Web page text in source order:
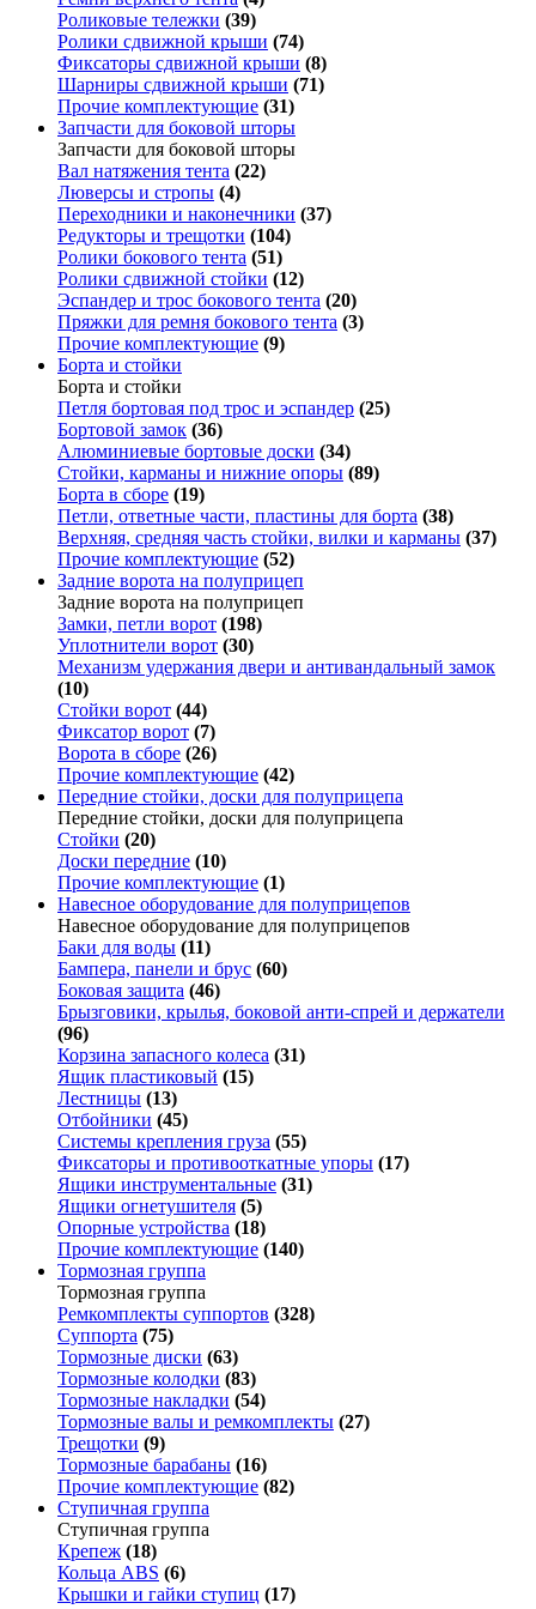
Роликовые тележки (39)
Ролики сдвижной крыши (74)
Фиксаторы сдвижной крыши (8)
Шарниры сдвижной крыши (71)
Прочие комплектующие (31)
Запчасти для боковой шторы
Запчасти для боковой шторы
Вал натяжения тента (22)
Люверсы и стропы (4)
Переходники и наконечники (37)
Редукторы и трещотки (104)
Ролики бокового тента (51)
Ролики сдвижной стойки (12)
Эспандер и трос бокового тента (20)
Пряжки для ремня бокового тента (3)
Прочие комплектующие (9)
Борта и стойки
Борта и стойки
Петля бортовая под трос и эспандер (25)
Бортовой замок (36)
Алюминиевые бортовые доски (34)
Стойки, карманы и нижние опоры (89)
Борта в сборе (19)
Петли, ответные части, пластины для борта (38)
Верхняя, средняя часть стойки, вилки и карманы (37)
Прочие комплектующие (52)
Задние ворота на полуприцеп
Задние ворота на полуприцеп
Замки, петли ворот (198)
Уплотнители ворот (30)
Механизм удержания двери и антивандальный замок
(10)
Стойки ворот (44)
Фиксатор ворот (7)
Ворота в сборе (26)
Прочие комплектующие (42)
Передние стойки, доски для полуприцепа
Передние стойки, доски для полуприцепа
Стойки (20)
Доски передние (10)
Прочие комплектующие (1)
Навесное оборудование для полуприцепов
Навесное оборудование для полуприцепов
Баки для воды (11)
Бампера, панели и брус (60)
Боковая защита (46)
Брызговики, крылья, боковой анти-спрей и держатели
(96)
Корзина запасного колеса (31)
Ящик пластиковый (15)
Лестницы (13)
Отбойники (45)
Системы крепления груза (55)
Фиксаторы и противооткатные упоры (17)
Ящики инструментальные (31)
Ящики огнетушителя (5)
Опорные устройства (18)
Прочие комплектующие (140)
Тормозная группа
Тормозная группа
Ремкомплекты суппортов (328)
Суппорта (75)
Тормозные диски (63)
Тормозные колодки (83)
Тормозные накладки (54)
Тормозные валы и ремкомплекты (27)
Трещотки (9)
Тормозные барабаны (16)
Прочие комплектующие (82)
Ступичная группа
Ступичная группа
Крепеж (18)
Кольца ABS (6)
Крышки и гайки ступиц (17)